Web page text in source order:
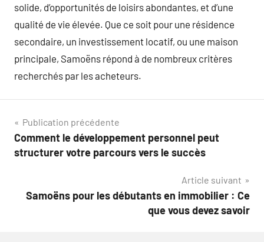
solide, d’opportunités de loisirs abondantes, et d’une
qualité de vie élevée. Que ce soit pour une résidence
secondaire, un investissement locatif, ou une maison
principale, Samoëns répond à de nombreux critères
recherchés par les acheteurs.
Navigation
de
Publication précédente
Comment le développement personnel peut
structurer votre parcours vers le succès
Article suivant
Samoëns pour les débutants en immobilier : Ce
que vous devez savoir